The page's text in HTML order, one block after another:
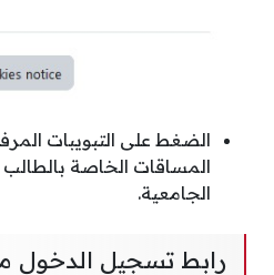
الضغط على التبويبات
المساقات الخاصة بالطالب
الجامعية.
رابط تسجيل الدخول